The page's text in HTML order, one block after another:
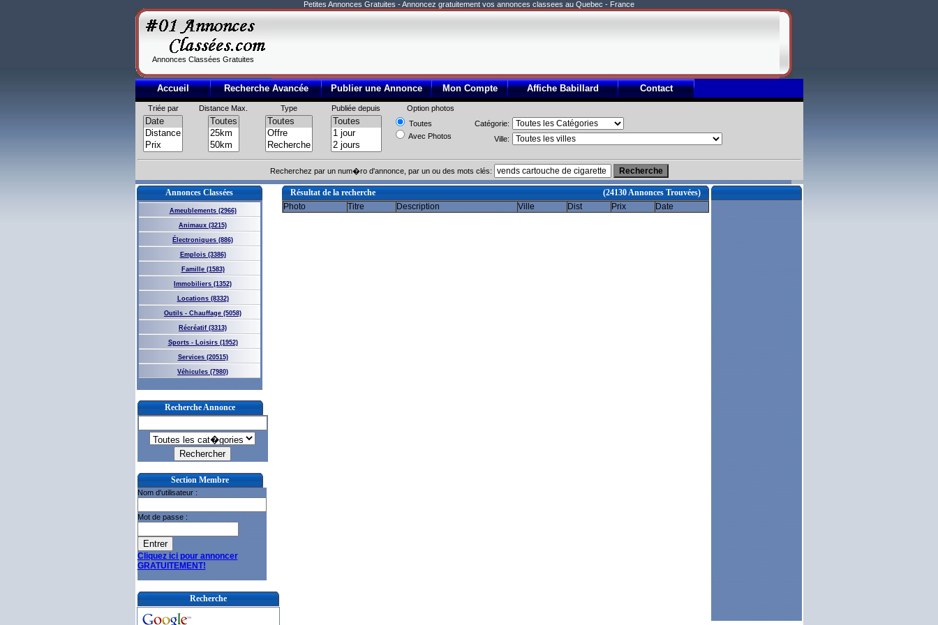
Petites Annonces Gratuites - Annoncez gratuitement vos annonces classees au Quebec - France
Annonces Classées Gratuites
Accueil Recherche Avancée Publier une Annonce Mon Compte Affiche Babillard Contact
Triée par Distance Max. Type Publiée depuis
Option photos
Toutes
Avec Photos
Catégorie:
Ville:
Recherchez par un num�ro d'annonce, par un ou des mots clés:
Annonces Classées
Ameublements (2966)
Animaux (3215)
Électroniques (886)
Emplois (3386)
Famille (1583)
Immobiliers (1352)
Locations (8332)
Outils - Chauffage (5058)
Récréatif (3313)
Sports - Loisirs (1952)
Services (20515)
Véhicules (7980)
Recherche Annonce
Section Membre
Nom d'utilisateur :
Mot de passe :
Cliquez ici pour annoncer
GRATUITEMENT!
Recherche
Résultat de la recherche
(24130 Annonces Trouvées)
Photo
Titre Description Ville Dist Prix Date